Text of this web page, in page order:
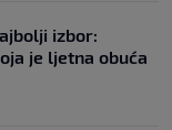
izbor:
je ljetna obuća